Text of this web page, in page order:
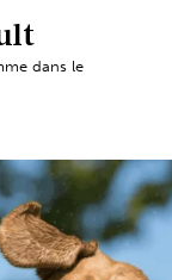
dans le